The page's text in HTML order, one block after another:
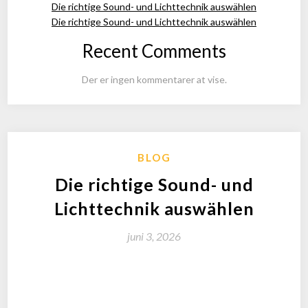
Die richtige Sound- und Lichttechnik auswählen
Die richtige Sound- und Lichttechnik auswählen
Recent Comments
Der er ingen kommentarer at vise.
BLOG
Die richtige Sound- und
Lichttechnik auswählen
juni 3, 2026